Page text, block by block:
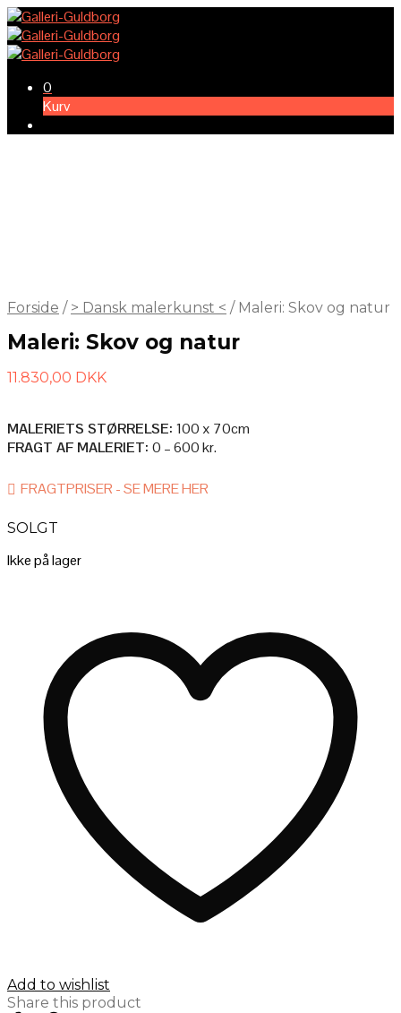
0
Kurv
Forside / > Dansk malerkunst < /Maleri: Skov og natur
Maleri: Skov og natur
11.830,00 DKK
MALERIETS STØRRELSE: 100 x 70cm
FRAGT AF MALERIET: 0 – 600 kr.
AFHENTNING I ATELIET
– Pris: 600 kr.
FRAGTPRISER - SE MERE HER
SOLGT
Ikke på lager
Add to wishlist
Share this product